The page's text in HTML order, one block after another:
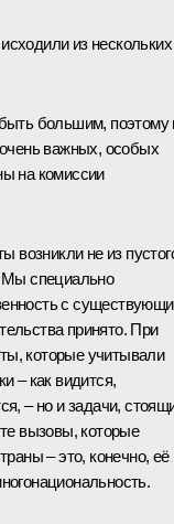
из нескольких
большим,
важных, особых
на комиссии
возникли не из
Мы специально
с
принято. При
которые учитывали
– как видится,
– но и задачи,
вызовы, которые
– это, конечно, её